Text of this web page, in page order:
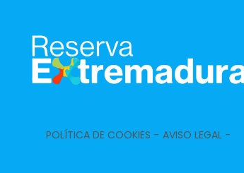
POLÍTICA DE COOKIES - AVISO LEGAL -